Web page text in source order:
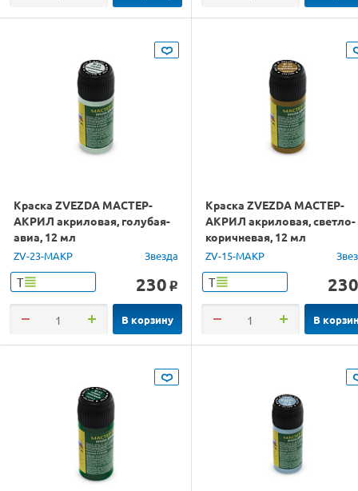
Краска ZVEZDA МАСТЕР-
АКРИЛ акриловая, голубая-
авиа, 12 мл
ZV-23-МАКР Звезда
Т 230 o
В корзину
Краска ZVEZDA МАСТЕР-
АКРИЛ акриловая, светло-
коричневая, 12 мл
ZV-15-МАКР
Т 230
В